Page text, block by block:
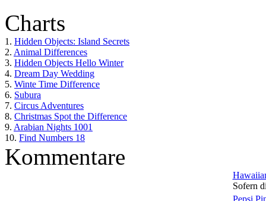
Charts
1. Hidden Objects: Island Secrets
2. Animal Differences
3. Hidden Objects Hello Winter
4. Dream Day Wedding
5. Winte Time Difference
6. Subura
7. Circus Adventures
8. Christmas Spot the Difference
9. Arabian Nights 1001
10. Find Numbers 18
Kommentare
Sofern
Pepsi